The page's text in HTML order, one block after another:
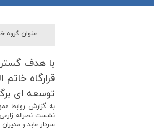
عنوان گروه
با هدف
قرارگاه
توسعه ای
نشست نصراله
سردار عابد و مدیران